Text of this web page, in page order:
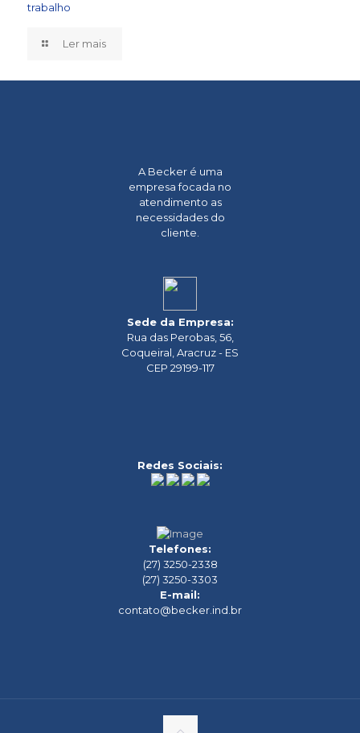
trabalho
Ler mais
A Becker é uma
empresa focada no
atendimento as
necessidades do
cliente.
Sede da Empresa:
Rua das Perobas, 56,
Coqueiral, Aracruz - ES
CEP 29199-117
Redes Sociais:
Telefones:
(27) 3250-2338
(27) 3250-3303
E-mail:
contato@becker.ind.br